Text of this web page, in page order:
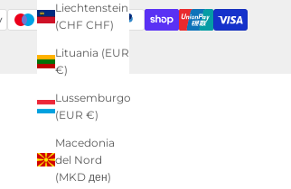
Liechtenstein
(CHF CHF)
Lituania (EUR
€)
Lussemburgo
(EUR €)
Macedonia
del Nord
(MKD ден)